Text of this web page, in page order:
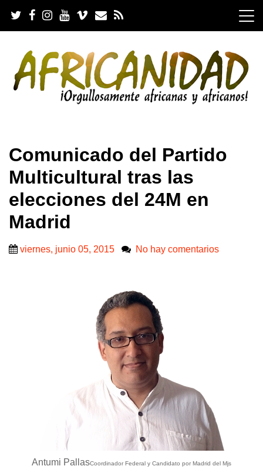
i
Comunicado del Partido
Multicultural tras las
elecciones del 24M en
Madrid
viernes, junio 05, 2015 No hay comentarios
Antumi PallasCoordinador Federal y Candidato por Madrid del Mjs